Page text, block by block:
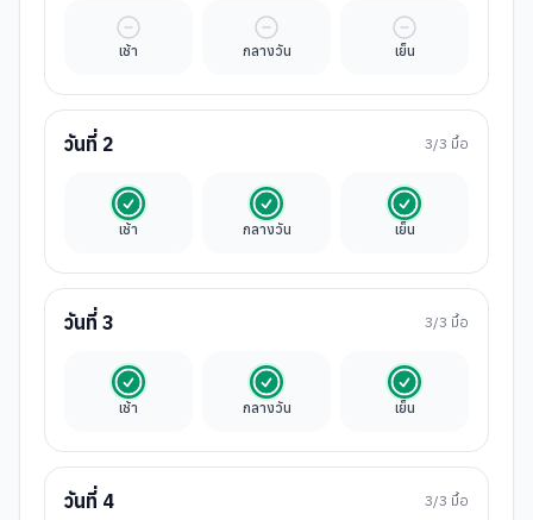
เช้า
มื้ออิสระ
กลางวัน
มื้ออิสระ
เย็น
มื้ออิสระ
วันที่ 2 3/3 มื้อ
เช้า
รวมในค่าทัวร์
กลางวัน
รวมในค่าทัวร์
เย็น
รวมในค่าทัวร์
วันที่ 3 3/3 มื้อ
เช้า
รวมในค่าทัวร์
กลางวัน
รวมในค่าทัวร์
เย็น
รวมในค่าทัวร์
วันที่ 4 3/3 มื้อ